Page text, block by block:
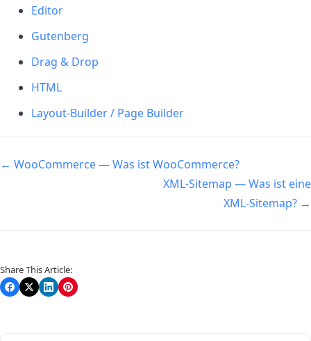
Editor
Gutenberg
Drag & Drop
HTML
Layout-Builder / Page Builder
Navigation
← WooCommerce — Was ist WooCommerce?
XML-Sitemap — Was ist eine
XML-Sitemap? →
Share This Article: